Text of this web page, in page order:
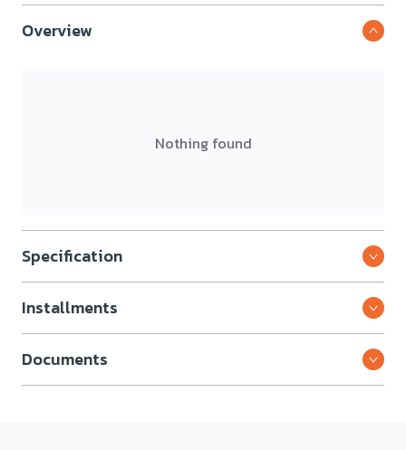
Overview
Nothing found
Specification
Installments
Documents